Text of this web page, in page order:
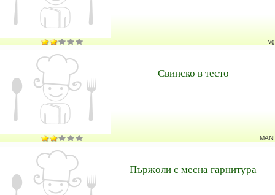
vg
Свинско в тесто
MANI
Пържоли с месна гарнитура